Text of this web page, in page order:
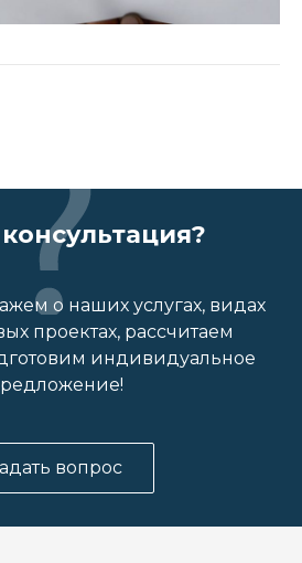
о наших услугах, видах
проектах, рассчитаем
индивидуальное
вопрос